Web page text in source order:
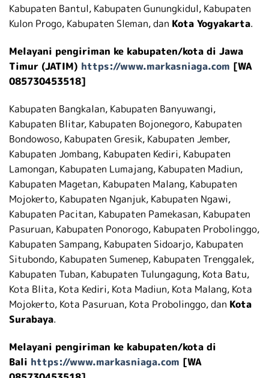
Kabupaten Bantul, Kabupaten Gunungkidul, Kabupaten
Kulon Progo, Kabupaten Sleman, dan Kota Yogyakarta.
Melayani pengiriman ke kabupaten/kota di Jawa
Timur (JATIM) https://www.markasniaga.com [WA
085730453518]
Kabupaten Bangkalan, Kabupaten Banyuwangi,
Kabupaten Blitar, Kabupaten Bojonegoro, Kabupaten
Bondowoso, Kabupaten Gresik, Kabupaten Jember,
Kabupaten Jombang, Kabupaten Kediri, Kabupaten
Lamongan, Kabupaten Lumajang, Kabupaten Madiun,
Kabupaten Magetan, Kabupaten Malang, Kabupaten
Mojokerto, Kabupaten Nganjuk, Kabupaten Ngawi,
Kabupaten Pacitan, Kabupaten Pamekasan, Kabupaten
Pasuruan, Kabupaten Ponorogo, Kabupaten Probolinggo,
Kabupaten Sampang, Kabupaten Sidoarjo, Kabupaten
Situbondo, Kabupaten Sumenep, Kabupaten Trenggalek,
Kabupaten Tuban, Kabupaten Tulungagung, Kota Batu,
Kota Blita, Kota Kediri, Kota Madiun, Kota Malang, Kota
Mojokerto, Kota Pasuruan, Kota Probolinggo, dan Kota
Surabaya.
Melayani pengiriman ke kabupaten/kota di
Bali https://www.markasniaga.com [WA